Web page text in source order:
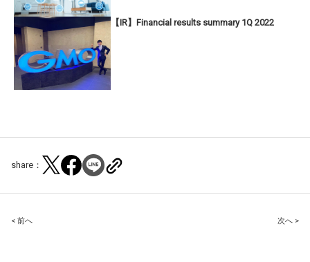
【IR】Financial results summary 1Q 2022
share：
Post
< 前へ 次へ >